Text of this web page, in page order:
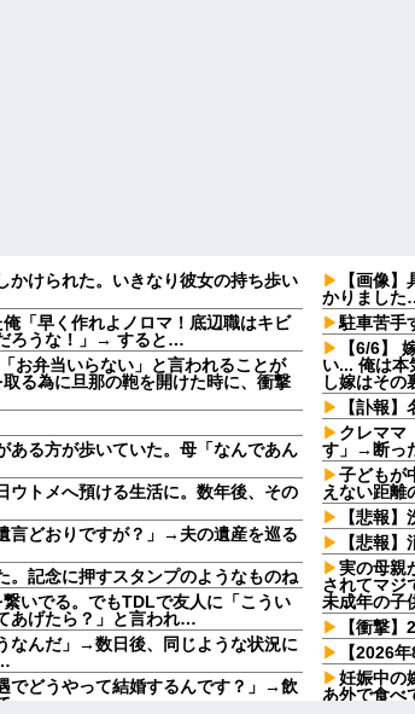
かけられた。いきなり彼女の持ち歩い
「早く作れよノロマ！底辺職はキビ
ろうな！」→ すると…
お弁当いらない」と言われることが
る為に旦那の鞄を開けた時に、衝撃
ある方が歩いていた。母「なんであん
ウトメへ預ける生活に。数年後、その
言どおりですが？」→夫の遺産を巡る
。記念に押すスタンプのようなものね
いでる。でもTDLで友人に「こうい
あげたら？」と言われ…
なんだ」→数日後、同じような状況に
でどうやって結婚するんです？」→飲
…
【画像
かりまし
駐車苦手
【6/6】
い... 俺は本
し嫁はその
【訃報
クレママ
す」→断っ
子どもが
えない距離
【悲報
【悲報
実の母親
されてマジ
未成年の子
【衝撃
【2026
妊娠中の
あ外で食